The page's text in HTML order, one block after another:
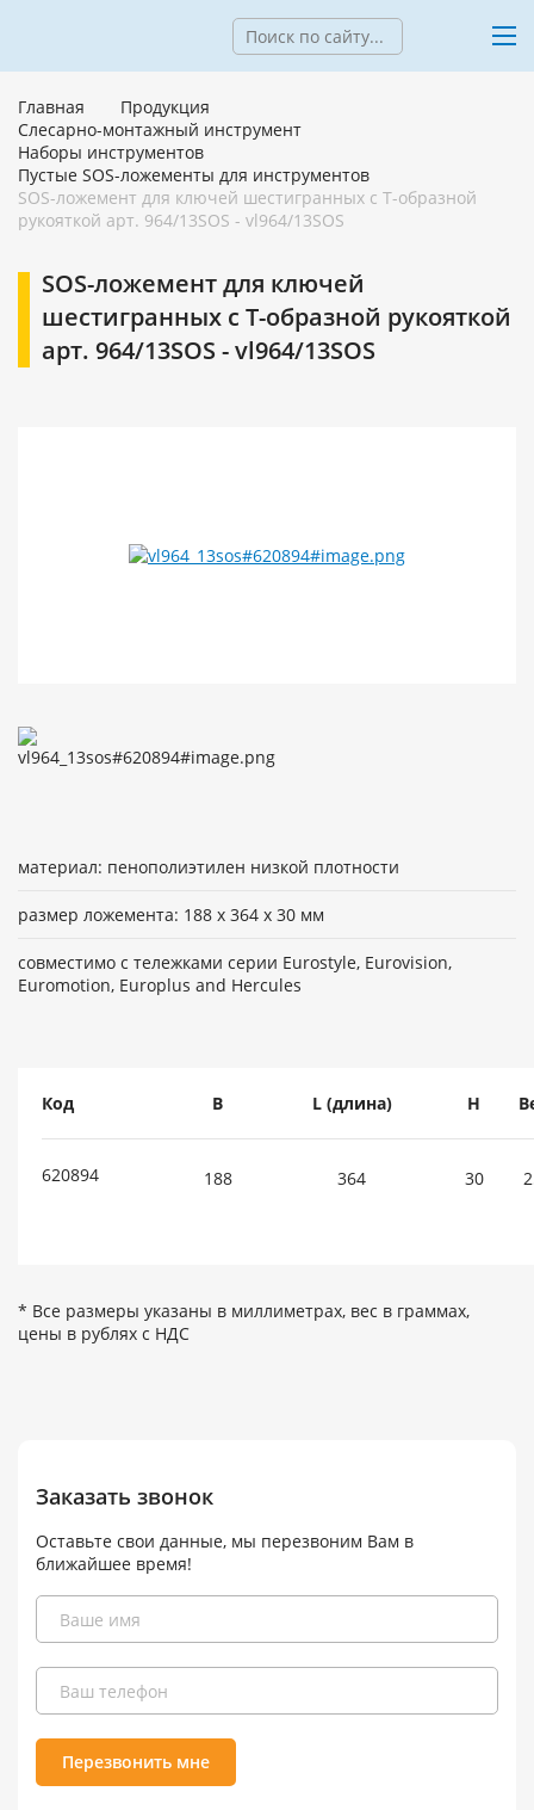
Главная
Продукция
Слесарно-монтажный инструмент
Наборы инструментов
Пустые SOS-ложементы для инструментов
SOS-ложемент для ключей шестигранных с Т-образной
рукояткой арт. 964/13SOS - vl964/13SOS
SOS-ложемент для ключей
шестигранных с Т-образной рукояткой
арт. 964/13SOS - vl964/13SOS
материал: пенополиэтилен низкой плотности
размер ложемента: 188 х 364 х 30 мм
совместимо с тележками серии Eurostyle, Eurovision,
Euromotion, Europlus and Hercules
Код B L (длина) H
620894 188 364 30
* Все размеры указаны в миллиметрах, вес в граммах,
цены в рублях с НДС
Заказать звонок
Оставьте свои данные, мы перезвоним Вам в
ближайшее время!
Перезвонить мне